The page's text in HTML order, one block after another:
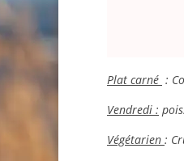
Plat carné :
Vendredi :
Végétarien :